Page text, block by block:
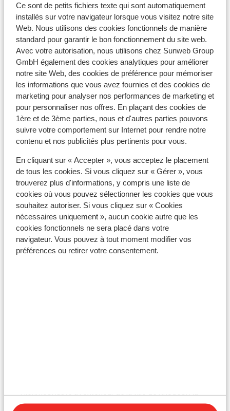
Ce sont de petits fichiers texte qui sont automatiquement
installés sur votre navigateur lorsque vous visitez notre site
Web. Nous utilisons des cookies fonctionnels de manière
standard pour garantir le bon fonctionnement du site web.
Avec votre autorisation, nous utilisons chez Sunweb Group
GmbH également des cookies analytiques pour améliorer
notre site Web, des cookies de préférence pour mémoriser
les informations que vous avez fournies et des cookies de
marketing pour analyser nos performances de marketing et
pour personnaliser nos offres. En plaçant des cookies de
1ère et de 3ème parties, nous et d'autres parties pouvons
suivre votre comportement sur Internet pour rendre notre
contenu et nos publicités plus pertinents pour vous.
En cliquant sur « Accepter », vous acceptez le placement
de tous les cookies. Si vous cliquez sur « Gérer », vous
trouverez plus d'informations, y compris une liste de
cookies où vous pouvez sélectionner les cookies que vous
souhaitez autoriser. Si vous cliquez sur « Cookies
nécessaires uniquement », aucun cookie autre que les
cookies fonctionnels ne sera placé dans votre
navigateur. Vous pouvez à tout moment modifier vos
préférences ou retirer votre consentement.
environ deux heures, le long de la côte turque, où nous
arriverons à notre premier arrêt : Yialos, le petit port
pittoresque de Symi. Lorsque vous entrerez dans la
baie de Symi, vous pourrez déjà voir les belles maisons
colorées de l'île. Si vous faites attention, vous pourrez
également voir que toutes les maisons du village sont
construites vers la baie. En marchant le long du
boulevard, vous passerez devant toutes les tavernes
et petits commerces. Dans certains magasins, vous
pourrez acheter les fameuses éponges pour
lesquelles Symi est connu. Marchez jusqu'à Chora, le
plus vieux village de l'île, où la vue est à couper le
souffle. Vous pourrez déjeuner (de votre côté) dans
l'une des nombreuses tavernes grecques typiques où
vous pourrez déguster les spécialités de Symi.